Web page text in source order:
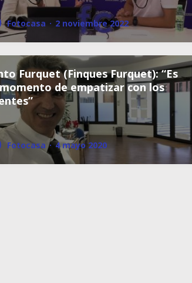
Fotocasa · 2 noviembre 2022
Furquet (Finques Furquet): “Es
de empatizar con los
Fotocasa · 4 mayo 2020